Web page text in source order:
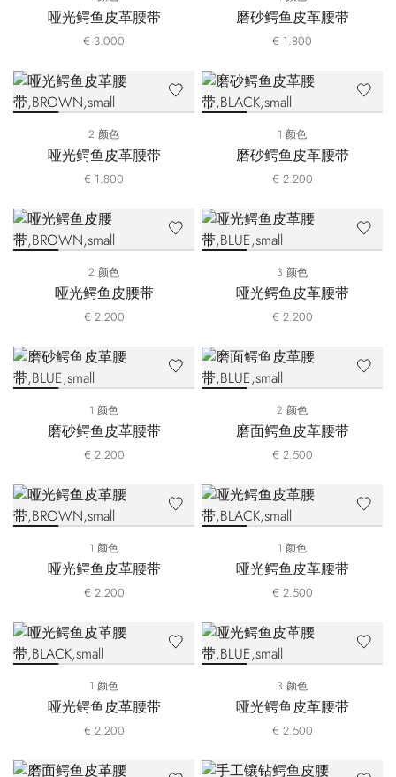
哑光鳄鱼皮革腰带
€ 3.000
磨砂鳄鱼皮革腰带
€ 1.800
2 颜色
哑光鳄鱼皮革腰带
€ 1.800
1 颜色
磨砂鳄鱼皮革腰带
€ 2.200
2 颜色
哑光鳄鱼皮腰带
€ 2.200
3 颜色
哑光鳄鱼皮革腰带
€ 2.200
1 颜色
磨砂鳄鱼皮革腰带
€ 2.200
2 颜色
磨面鳄鱼皮革腰带
€ 2.500
1 颜色
哑光鳄鱼皮革腰带
€ 2.200
1 颜色
哑光鳄鱼皮革腰带
€ 2.500
1 颜色
哑光鳄鱼皮革腰带
€ 2.200
3 颜色
哑光鳄鱼皮革腰带
€ 2.500